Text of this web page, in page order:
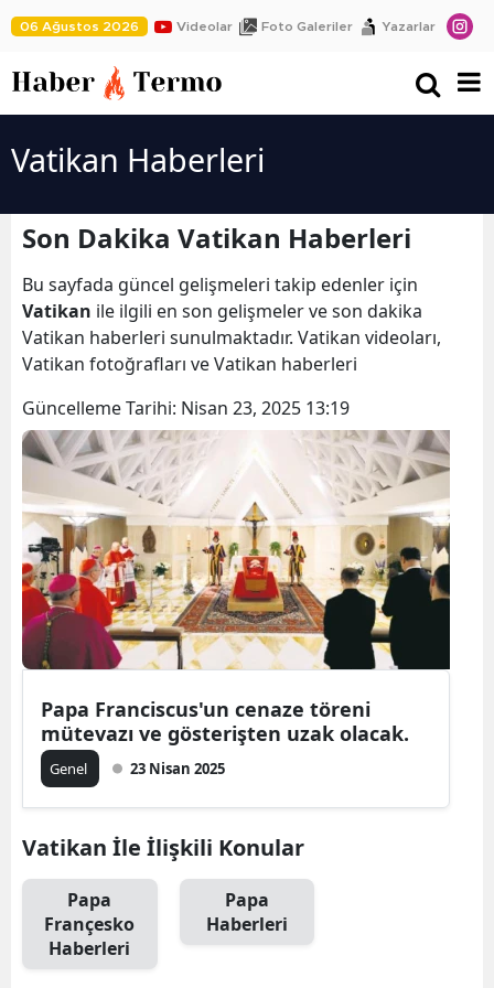
06 Ağustos 2026 Videolar Foto Galeriler Yazarlar
Vatikan Haberleri
Son Dakika Vatikan Haberleri
Bu sayfada güncel gelişmeleri takip edenler için
Vatikan ile ilgili en son gelişmeler ve son dakika
Vatikan haberleri sunulmaktadır. Vatikan videoları,
Vatikan fotoğrafları ve Vatikan haberleri
Güncelleme Tarihi: Nisan 23, 2025 13:19
Papa Franciscus'un cenaze töreni
mütevazı ve gösterişten uzak olacak.
Genel 23 Nisan 2025
Vatikan İle İlişkili Konular
Papa
Françesko
Haberleri
Papa
Haberleri